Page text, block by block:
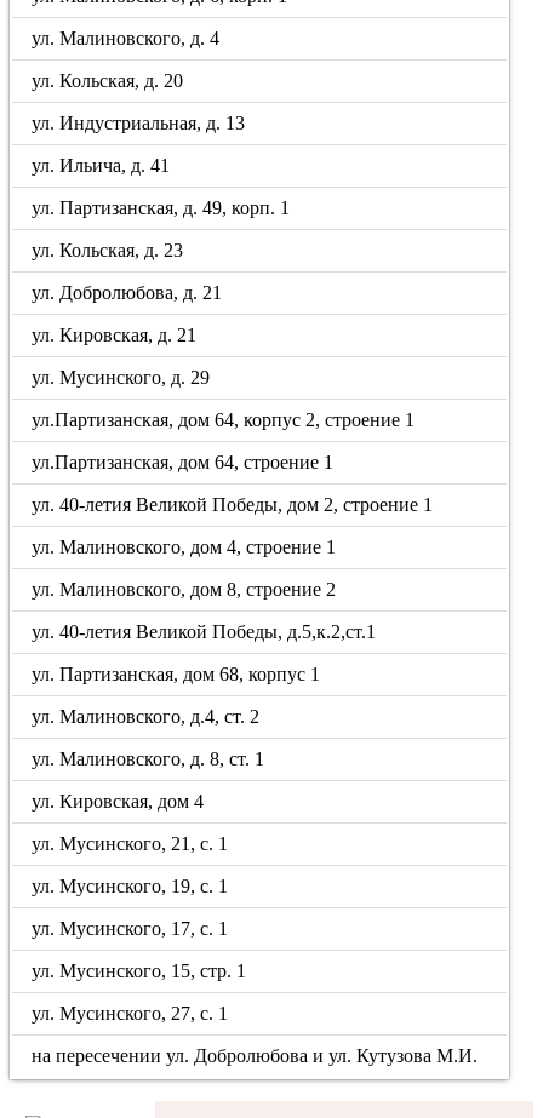
ул. Малиновского, д. 4
ул. Кольская, д. 20
ул. Индустриальная, д. 13
ул. Ильича, д. 41
ул. Партизанская, д. 49, корп. 1
ул. Кольская, д. 23
ул. Добролюбова, д. 21
ул. Кировская, д. 21
ул. Мусинского, д. 29
ул.Партизанская, дом 64, корпус 2, строение 1
ул.Партизанская, дом 64, строение 1
ул. 40-летия Великой Победы, дом 2, строение 1
ул. Малиновского, дом 4, строение 1
ул. Малиновского, дом 8, строение 2
ул. 40-летия Великой Победы, д.5,к.2,ст.1
ул. Партизанская, дом 68, корпус 1
ул. Малиновского, д.4, ст. 2
ул. Малиновского, д. 8, ст. 1
ул. Кировская, дом 4
ул. Мусинского, 21, с. 1
ул. Мусинского, 19, с. 1
ул. Мусинского, 17, с. 1
ул. Мусинского, 15, стр. 1
ул. Мусинского, 27, с. 1
на пересечении ул. Добролюбова и ул. Кутузова М.И.